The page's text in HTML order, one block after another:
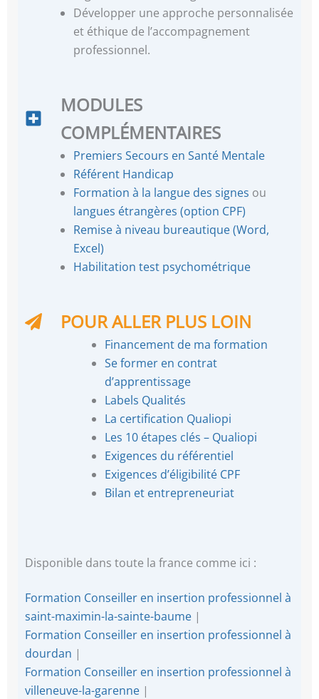
Développer une approche personnalisée
et éthique de l’accompagnement
professionnel.
MODULES
COMPLÉMENTAIRES
Premiers Secours en Santé Mentale
Référent Handicap
Formation à la langue des signes ou
langues étrangères (option CPF)
Remise à niveau bureautique (Word,
Excel)
Habilitation test psychométrique
POUR ALLER PLUS LOIN
Financement de ma formation
Se former en contrat
d’apprentissage
Labels Qualités
La certification Qualiopi
Les 10 étapes clés – Qualiopi
Exigences du référentiel
Exigences d’éligibilité CPF
Bilan et entrepreneuriat
Disponible dans toute la france comme ici :
Formation Conseiller en insertion professionnel à
saint-maximin-la-sainte-baume |
Formation Conseiller en insertion professionnel à
dourdan |
Formation Conseiller en insertion professionnel à
villeneuve-la-garenne |